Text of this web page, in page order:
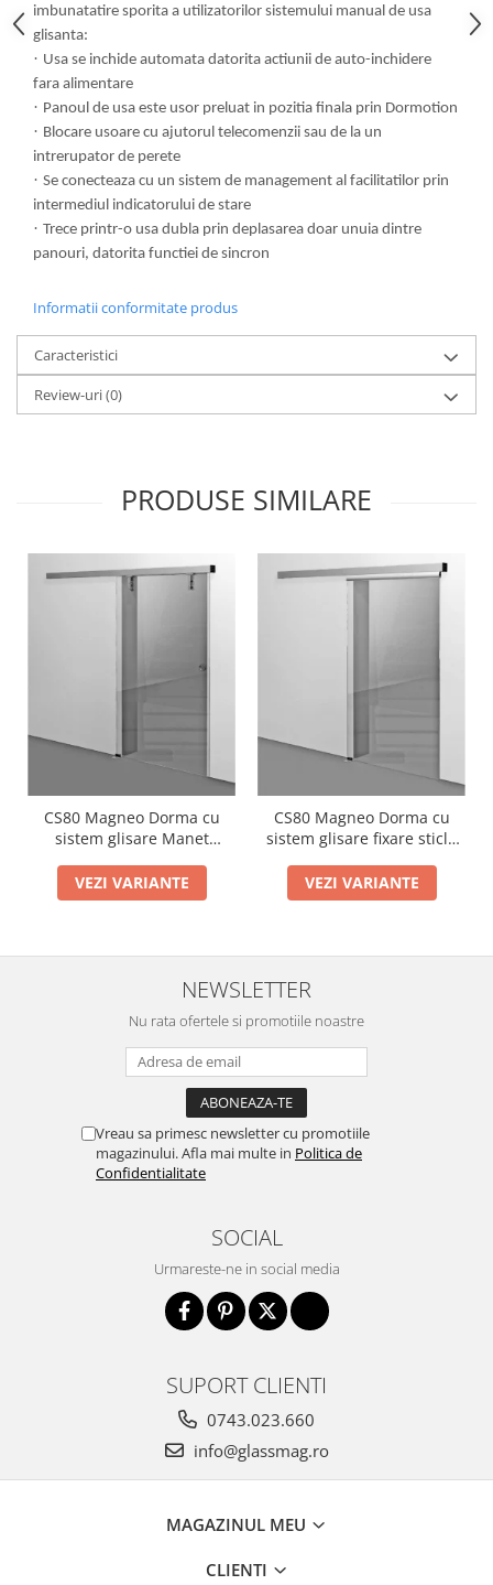
imbunatatire sporita a utilizatorilor sistemului manual de usa
glisanta:
· Usa se inchide automata datorita actiunii de auto-inchidere
fara alimentare
· Panoul de usa este usor preluat in pozitia finala prin Dormotion
· Blocare usoare cu ajutorul telecomenzii sau de la un
intrerupator de perete
· Se conecteaza cu un sistem de management al facilitatilor prin
intermediul indicatorului de stare
· Trece printr-o usa dubla prin deplasarea doar unuia dintre
panouri, datorita functiei de sincron
Informatii conformitate produs
Caracteristici
Review-uri(0)
PRODUSE SIMILARE
CS80 Magneo Dorma cu
sistem glisare Manet
VEZI VARIANTE
CS80 Magneo Dorma cu
sistem glisare fixare sticla
VEZI VARIANTE
NEWSLETTER
Nu rata ofertele si promotiile noastre
Vreau sa primesc newsletter cu promotiile
magazinului. Afla mai multe in Politica de
Confidentialitate
SOCIAL
Urmareste-ne in social media
SUPORT CLIENTI
0743.023.660
info@glassmag.ro
MAGAZINUL MEU
CLIENTI